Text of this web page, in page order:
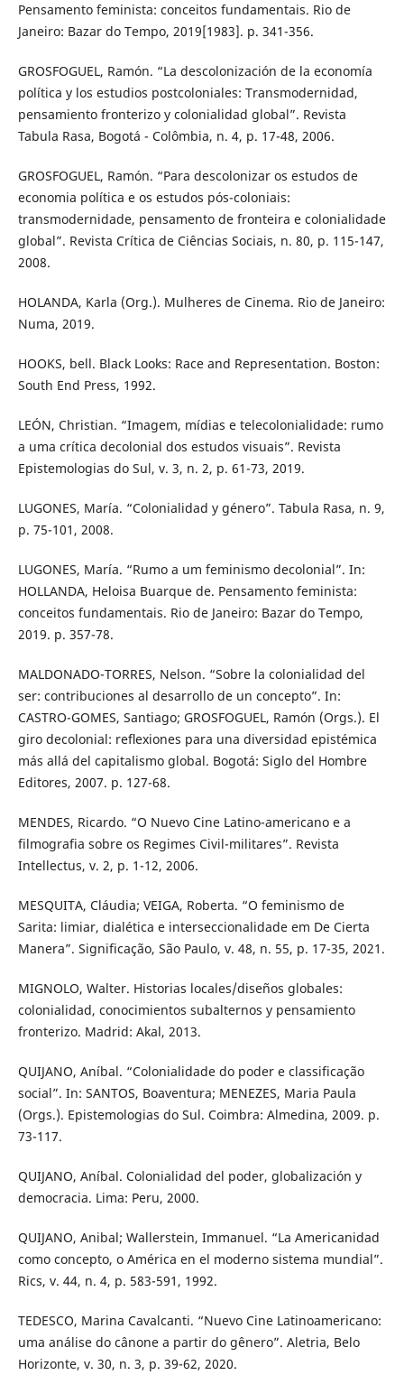
Pensamento feminista: conceitos fundamentais. Rio de
Janeiro: Bazar do Tempo, 2019[1983]. p. 341-356.
GROSFOGUEL, Ramón. “La descolonización de la economía
política y los estudios postcoloniales: Transmodernidad,
pensamiento fronterizo y colonialidad global”. Revista
Tabula Rasa, Bogotá - Colômbia, n. 4, p. 17-48, 2006.
GROSFOGUEL, Ramón. “Para descolonizar os estudos de
economia política e os estudos pós-coloniais:
transmodernidade, pensamento de fronteira e colonialidade
global”. Revista Crítica de Ciências Sociais, n. 80, p. 115-147,
2008.
HOLANDA, Karla (Org.). Mulheres de Cinema. Rio de Janeiro:
Numa, 2019.
HOOKS, bell. Black Looks: Race and Representation. Boston:
South End Press, 1992.
LEÓN, Christian. “Imagem, mídias e telecolonialidade: rumo
a uma crítica decolonial dos estudos visuais”. Revista
Epistemologias do Sul, v. 3, n. 2, p. 61-73, 2019.
LUGONES, María. “Colonialidad y género”. Tabula Rasa, n. 9,
p. 75-101, 2008.
LUGONES, María. “Rumo a um feminismo decolonial”. In:
HOLLANDA, Heloisa Buarque de. Pensamento feminista:
conceitos fundamentais. Rio de Janeiro: Bazar do Tempo,
2019. p. 357-78.
MALDONADO-TORRES, Nelson. “Sobre la colonialidad del
ser: contribuciones al desarrollo de un concepto”. In:
CASTRO-GOMES, Santiago; GROSFOGUEL, Ramón (Orgs.). El
giro decolonial: reﬂexiones para una diversidad epistémica
más allá del capitalismo global. Bogotá: Siglo del Hombre
Editores, 2007. p. 127-68.
MENDES, Ricardo. “O Nuevo Cine Latino-americano e a
filmografia sobre os Regimes Civil-militares”. Revista
Intellectus, v. 2, p. 1-12, 2006.
MESQUITA, Cláudia; VEIGA, Roberta. “O feminismo de
Sarita: limiar, dialética e interseccionalidade em De Cierta
Manera”. Significação, São Paulo, v. 48, n. 55, p. 17-35, 2021.
MIGNOLO, Walter. Historias locales/diseños globales:
colonialidad, conocimientos subalternos y pensamiento
fronterizo. Madrid: Akal, 2013.
QUIJANO, Aníbal. “Colonialidade do poder e classificação
social”. In: SANTOS, Boaventura; MENEZES, Maria Paula
(Orgs.). Epistemologias do Sul. Coimbra: Almedina, 2009. p.
73-117.
QUIJANO, Aníbal. Colonialidad del poder, globalización y
democracia. Lima: Peru, 2000.
QUIJANO, Anibal; Wallerstein, Immanuel. “La Americanidad
como concepto, o América en el moderno sistema mundial”.
Rics, v. 44, n. 4, p. 583-591, 1992.
TEDESCO, Marina Cavalcanti. “Nuevo Cine Latinoamericano:
uma análise do cânone a partir do gênero”. Aletria, Belo
Horizonte, v. 30, n. 3, p. 39-62, 2020.